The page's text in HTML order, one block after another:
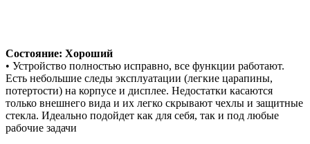
Состояние: Хороший
• Устройство полностью исправно, все функции работают.
Есть небольшие следы эксплуатации (легкие царапины,
потертости) на корпусе и дисплее. Недостатки касаются
только внешнего вида и их легко скрывают чехлы и защитные
стекла. Идеально подойдет как для себя, так и под любые
рабочие задачи